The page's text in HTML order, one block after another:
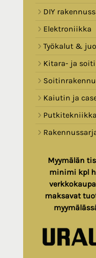
DIY
Elektroniikka
Työkalut &
Kitara- ja
Kaiutin ja
Putkitekniikka
Myymälän
minimi kpl
maksavat